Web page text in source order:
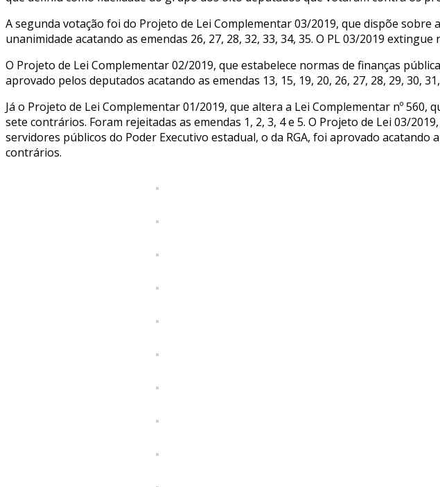
A segunda votação foi do Projeto de Lei Complementar 03/2019, que dispõe
unanimidade acatando as emendas 26, 27, 28, 32, 33, 34, 35. O PL 03/2019
O Projeto de Lei Complementar 02/2019, que estabelece normas de finanças
aprovado pelos deputados acatando as emendas 13, 15, 19, 20, 26, 27, 28, 29, 30,
Já o Projeto de Lei Complementar 01/2019, que altera a Lei Complementar nº
sete contrários. Foram rejeitadas as emendas 1, 2, 3, 4 e 5. O Projeto de Lei 03/
servidores públicos do Poder Executivo estadual, o da RGA, foi aprovado
contrários.